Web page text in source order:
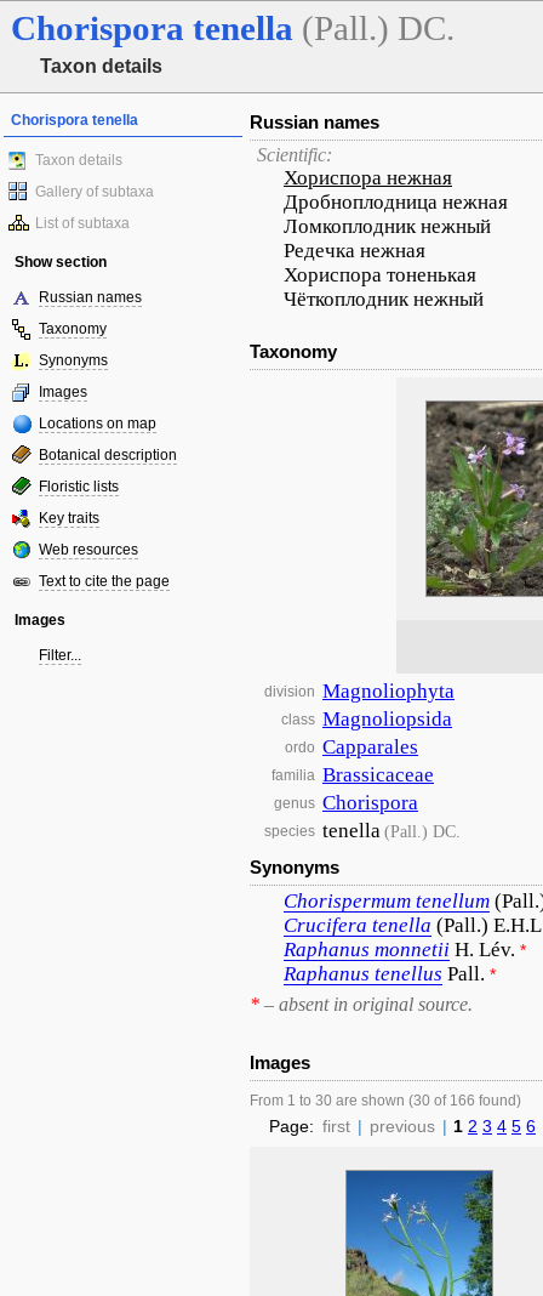
Chorispora tenella (Pall.) DC.
Taxon details
Chorispora tenella
Taxon details
Gallery of subtaxa
List of subtaxa
Show section
Russian names
Taxonomy
Synonyms
Images
Locations on map
Botanical description
Floristic lists
Key traits
Web resources
Text to cite the page
Images
Filter...
Russian names
Scientific:
Хориспора нежная
Дробноплодница нежная
Ломкоплодник нежный
Редечка нежная
Хориспора тоненькая
Чёткоплодник нежный
Taxonomy
division Magnoliophyta
class Magnoliopsida
ordo Capparales
familia Brassicaceae
genus Chorispora
species tenella(Pall.) DC.
Synonyms
Chorispermum tenellum
Crucifera tenella (Pall.)
Raphanus monnetii H. Lév. *
Raphanus tenellus Pall. *
* – absent in original source.
Images
From 1 to 30 are shown (30 of 166 found)
Page: first | previous | 1 2 3 4 5 6